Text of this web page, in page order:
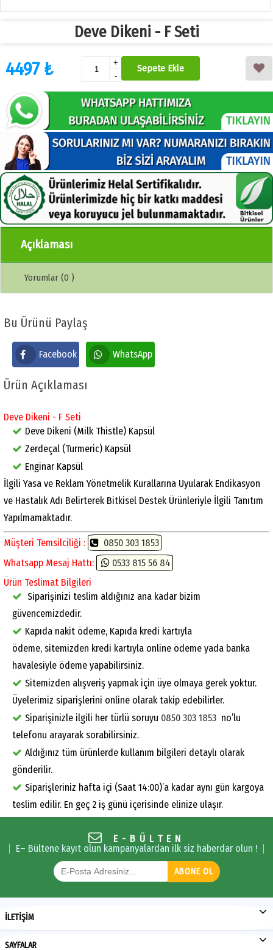
Deve Dikeni - F Seti
4497 ₺
+
-
Sepete Ekle
Açıklaması
Yorumlar (0 )
Bu Ürünü Paylaş
Facebook WhatsApp
Ürün Açıklaması
Deve Dikeni - F Seti
Deve Dikeni (Milk Thistle) Kapsül
Zerdeçal (Turmeric) Kapsül
Enginar Kapsül
İlgili Yasa ve Reklam Yönetmelik Kurallarına Uyularak Endikasyon
ve Hastalık Adı Belirterek Bitkisel Destek Ürünleriyle İlgili Tanıtım
Yapılmamaktadır.
Müşteri Temsilciliği :
0850 303 1853
Whatsapp Mesaj Hattı:
0533 815 56 84
Ürün Teslimat Bilgileri
Siparişinizi teslim aldığınız ana kadar bizim
güvencemizdedir.
Kapıda nakit ödeme, Kapıda kredi kartıyla
ödeme, sitemizden kredi kartıyla online ödeme yada banka
havalesiyle ödeme yapabilirsiniz.
Sitemizden alışveriş yapmak için üye olmaya gerek yoktur.
Üyelerimiz siparişlerini online olarak takip edebilirler.
Siparişinizle ilgili her türlü soruyu 0850 303 1853 no’lu
telefonu arayarak sorabilirsiniz.
Aldığınız tüm ürünlerde kullanım bilgileri detaylı olarak
gönderilir.
Siparişleriniz hafta içi (Saat 14:00)’a kadar aynı gün kargoya
teslim edilir. En geç 2 iş günü içerisinde elinize ulaşır.
E-BÜLTEN
E– Bültene kayıt olun kampanyalardan ilk siz haberdar olun !
ABONE OL
İLETİŞİM
SAYFALAR